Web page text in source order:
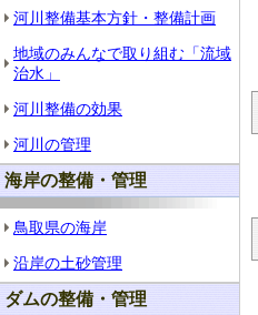
河川整備基本方針・整備計画
地域のみんなで取り組む「流域
治水」
河川整備の効果
河川の管理
海岸の整備・管理
鳥取県の海岸
沿岸の土砂管理
ダムの整備・管理